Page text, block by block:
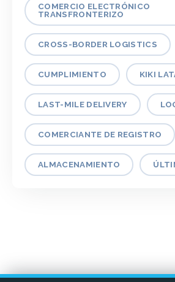
COMERCIO ELECTRÓNICO
TRANSFRONTERIZO
CROSS-BORDER LOGISTICS
CUMPLIMIENTO KIKI
LAST-MILE DELIVERY
COMERCIANTE DE REGISTRO
ALMACENAMIENTO